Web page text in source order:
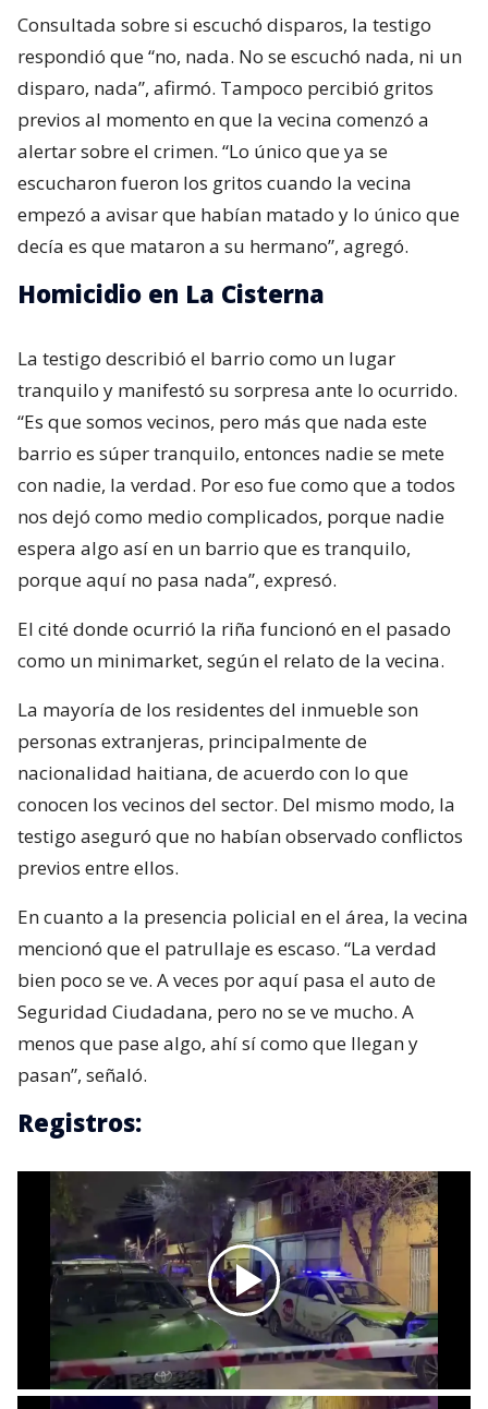
Consultada sobre si escuchó disparos, la testigo
respondió que “no, nada. No se escuchó nada, ni un
disparo, nada”, afirmó. Tampoco percibió gritos
previos al momento en que la vecina comenzó a
alertar sobre el crimen. “Lo único que ya se
escucharon fueron los gritos cuando la vecina
empezó a avisar que habían matado y lo único que
decía es que mataron a su hermano”, agregó.
Homicidio en La Cisterna
La testigo describió el barrio como un lugar
tranquilo y manifestó su sorpresa ante lo ocurrido.
“Es que somos vecinos, pero más que nada este
barrio es súper tranquilo, entonces nadie se mete
con nadie, la verdad. Por eso fue como que a todos
nos dejó como medio complicados, porque nadie
espera algo así en un barrio que es tranquilo,
porque aquí no pasa nada”, expresó.
El cité donde ocurrió la riña funcionó en el pasado
como un minimarket, según el relato de la vecina.
La mayoría de los residentes del inmueble son
personas extranjeras, principalmente de
nacionalidad haitiana, de acuerdo con lo que
conocen los vecinos del sector. Del mismo modo, la
testigo aseguró que no habían observado conflictos
previos entre ellos.
En cuanto a la presencia policial en el área, la vecina
mencionó que el patrullaje es escaso. “La verdad
bien poco se ve. A veces por aquí pasa el auto de
Seguridad Ciudadana, pero no se ve mucho. A
menos que pase algo, ahí sí como que llegan y
pasan”, señaló.
Registros: